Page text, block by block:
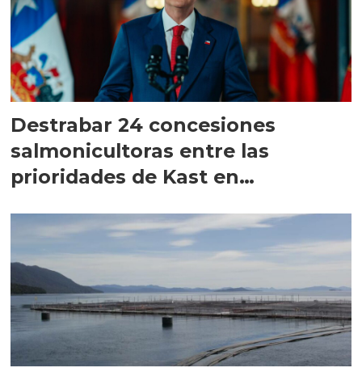
Destrabar 24 concesiones
salmonicultoras entre las
prioridades de Kast en